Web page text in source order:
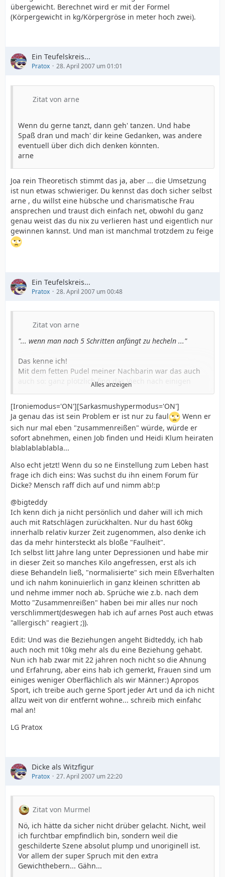
übergewicht. Berechnet wird er mit der Formel
(Körpergewicht in kg/Körpergröse in meter hoch zwei).
Ein Teufelskreis...
Pratox 28. April 2007 um 01:01
Zitat von arne
Wenn du gerne tanzt, dann geh' tanzen. Und habe
Spaß dran und mach' dir keine Gedanken, was andere
eventuell über dich dich denken könnten.
arne
Joa rein Theoretisch stimmt das ja, aber ... die Umsetzung
ist nun etwas schwieriger. Du kennst das doch sicher selbst
arne , du willst eine hübsche und charismatische Frau
ansprechen und traust dich einfach net, obwohl du ganz
genau weist das du nix zu verlieren hast und eigentlich nur
gewinnen kannst. Und man ist manchmal trotzdem zu feige
Ein Teufelskreis...
Pratox 28. April 2007 um 00:48
Zitat von arne
"... wenn man nach 5 Schritten anfängt zu hecheln ..."
Das kenne ich!
Mit dem fetten Pudel meiner Nachbarin war das auch
auch so: ganz plötzlich fing das Viech nach einigen
Schritten an zu hecheln und war fix und alle.
Nach 2 Wochen dann: es war ein warmer
Sonntagmorgen, ..... egal - jetzt hat sie 'nen Dackel!
Ich wiege ca. 130 kg, bin 41 Jahre alt und arbeite auch -
Dein Gewicht ist keine Entschuldigung, nicht arbeiten
zu können.
Raff' dich auf und tritt dir selbst wohin - eine andere
Möglichkeit sehe ich da nicht!
Du bist noch zu jung, um dich hängen zu lassen!
Also: Hintern hoch!
Gruss,
arne
Alles anzeigen
[Ironiemodus='ON'][Sarkasmushypermodus='ON']
Ja genau das ist sein Problem er ist nur zu faul
Wenn er
sich nur mal eben "zusammenreißen" würde, würde er
sofort abnehmen, einen Job finden und Heidi Klum heiraten
blablablablabla...
Also echt jetzt! Wenn du so ne Einstellung zum Leben hast
frage ich dich eins: Was suchst du ihn einem Forum für
Dicke? Mensch raff dich auf und nimm ab!:p
@bigteddy
Ich kenn dich ja nicht persönlich und daher will ich mich
auch mit Ratschlägen zurückhalten. Nur du hast 60kg
innerhalb relativ kurzer Zeit zugenommen, also denke ich
das da mehr hintersteckt als bloße "Faulheit".
Ich selbst litt Jahre lang unter Depressionen und habe mir
in dieser Zeit so manches Kilo angefressen, erst als ich
diese Behandeln ließ, "normalisierte" sich mein Eßverhalten
und ich nahm koninuierlich in ganz kleinen schritten ab
und nehme immer noch ab. Sprüche wie z.b. nach dem
Motto "Zusammenreißen" haben bei mir alles nur noch
verschlimmert(deswegen hab ich auf arnes Post auch etwas
"allergisch" reagiert ;)).
Edit: Und was die Beziehungen angeht Bidteddy, ich hab
auch noch mit 10kg mehr als du eine Beziehung gehabt.
Nun ich hab zwar mit 22 jahren noch nicht so die Ahnung
und Erfahrung, aber eins hab ich gemerkt, Frauen sind um
einiges weniger Oberflächlich als wir Männer:) Apropos
Sport, ich treibe auch gerne Sport jeder Art und da ich nicht
allzu weit von dir entfernt wohne... schreib mich einfahc
mal an!
LG Pratox
Dicke als Witzfigur
Pratox 27. April 2007 um 22:20
Zitat von Murmel
Nö, ich hätte da sicher nicht drüber gelacht. Nicht, weil
ich furchtbar empfindlich bin, sondern weil die
geschilderte Szene absolut plump und unoriginell ist.
Vor allem der super Spruch mit den extra
Gewichthebern... Gähn...